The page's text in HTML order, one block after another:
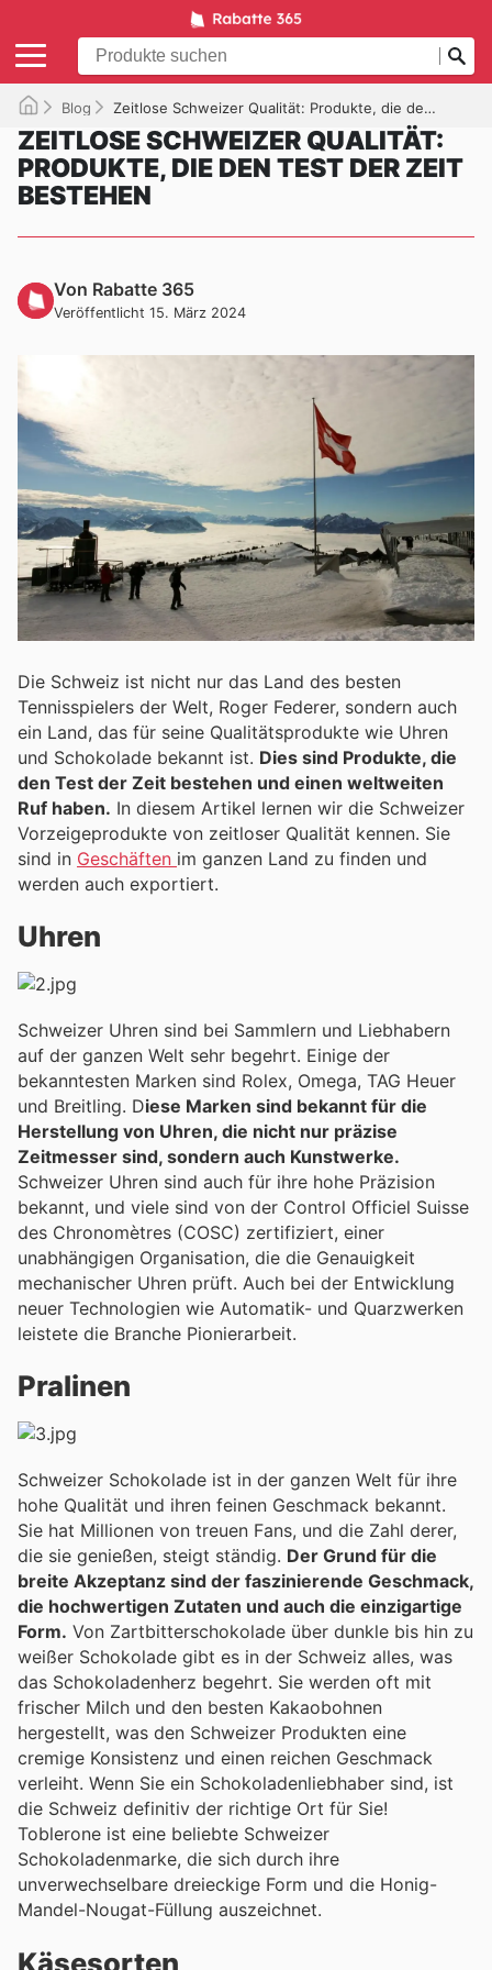
Blog Zeitlose Schweizer Qualität: Produkte, die den Test der Zeit bestehen
ZEITLOSE SCHWEIZER QUALITÄT:
PRODUKTE, DIE DEN TEST DER ZEIT
BESTEHEN
Von Rabatte 365
Veröffentlicht 15. März 2024
Die Schweiz ist nicht nur das Land des besten
Tennisspielers der Welt, Roger Federer, sondern auch
ein Land, das für seine Qualitätsprodukte wie Uhren
und Schokolade bekannt ist. Dies sind Produkte, die
den Test der Zeit bestehen und einen weltweiten
Ruf haben. In diesem Artikel lernen wir die Schweizer
Vorzeigeprodukte von zeitloser Qualität kennen. Sie
sind in Geschäften im ganzen Land zu finden und
werden auch exportiert.
Uhren
Schweizer Uhren sind bei Sammlern und Liebhabern
auf der ganzen Welt sehr begehrt. Einige der
bekanntesten Marken sind Rolex, Omega, TAG Heuer
und Breitling. Diese Marken sind bekannt für die
Herstellung von Uhren, die nicht nur präzise
Zeitmesser sind, sondern auch Kunstwerke.
Schweizer Uhren sind auch für ihre hohe Präzision
bekannt, und viele sind von der Control Officiel Suisse
des Chronomètres (COSC) zertifiziert, einer
unabhängigen Organisation, die die Genauigkeit
mechanischer Uhren prüft. Auch bei der Entwicklung
neuer Technologien wie Automatik- und Quarzwerken
leistete die Branche Pionierarbeit.
Pralinen
Schweizer Schokolade ist in der ganzen Welt für ihre
hohe Qualität und ihren feinen Geschmack bekannt.
Sie hat Millionen von treuen Fans, und die Zahl derer,
die sie genießen, steigt ständig. Der Grund für die
breite Akzeptanz sind der faszinierende Geschmack,
die hochwertigen Zutaten und auch die einzigartige
Form. Von Zartbitterschokolade über dunkle bis hin zu
weißer Schokolade gibt es in der Schweiz alles, was
das Schokoladenherz begehrt. Sie werden oft mit
frischer Milch und den besten Kakaobohnen
hergestellt, was den Schweizer Produkten eine
cremige Konsistenz und einen reichen Geschmack
verleiht. Wenn Sie ein Schokoladenliebhaber sind, ist
die Schweiz definitiv der richtige Ort für Sie!
Toblerone ist eine beliebte Schweizer
Schokoladenmarke, die sich durch ihre
unverwechselbare dreieckige Form und die Honig-
Mandel-Nougat-Füllung auszeichnet.
Käsesorten